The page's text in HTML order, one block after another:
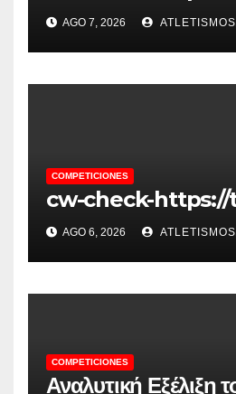
AGO 7, 2026
COMPETICIONES
cw-check-
AGO 6, 2026
COMPETICIONES
Αναλυτική Εξέλιξη